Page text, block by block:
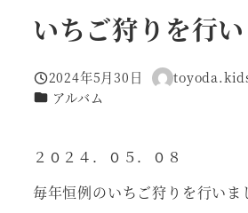
いちご狩りを行
投稿日
2024年5月30日
著
カテゴリー
アルバム
２０２４．０５．０８
毎年恒例のいちご狩りを行いま